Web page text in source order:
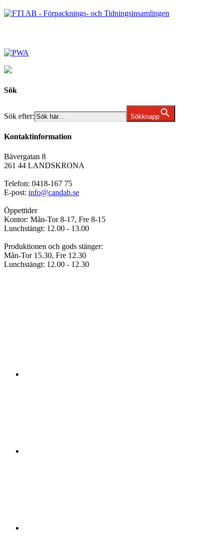
Sök
Sök efter: Sökknapp
Kontaktinformation
Bävergatan 8
261 44 LANDSKRONA
Telefon: 0418-167 75
E-post: info@candab.se
Öppettider
Kontor: Mån-Tor 8-17, Fre 8-15
Lunchstängt: 12.00 - 13.00
Produktionen och gods stänger:
Mån-Tor 15.30, Fre 12.30
Lunchstängt: 12.00 - 12.30